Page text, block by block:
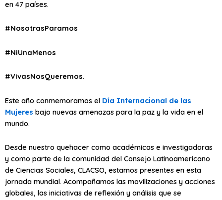
en 47 países.
#NosotrasParamos
#NiUnaMenos
#VivasNosQueremos.
Este año conmemoramos el Día Internacional de las
Mujeres bajo nuevas amenazas para la paz y la vida en el
mundo.
Desde nuestro quehacer como académicas e investigadoras
y como parte de la comunidad del Consejo Latinoamericano
de Ciencias Sociales, CLACSO, estamos presentes en esta
jornada mundial. Acompañamos las movilizaciones y acciones
globales, las iniciativas de reflexión y análisis que se